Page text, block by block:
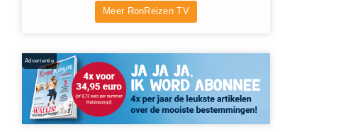
Meer RonReizen TV
Advertentie